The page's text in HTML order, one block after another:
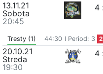
13.11.21
Sobota
20:45
4
Tresty (1) 44:30 I Period: 3
20.10.21
Streda
19:30
4